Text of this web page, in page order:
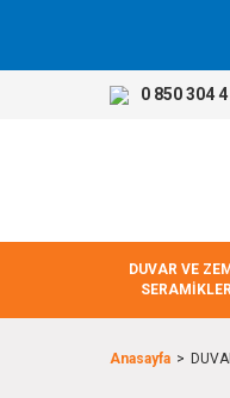
0 850 304
DUVAR VE
Anasayfa